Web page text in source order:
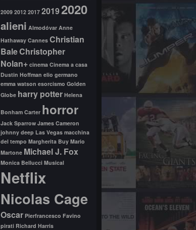
2009 2012 2017 20192020
alieni Almodóvar Anne
Hathaway Cannes Christian
BaleChristopher
Nolan+ cinema Cinema a casa
Dustin Hoffman elio germano
emma watson esorcismo Golden
Globe harry potter Helena
Bonham Carter horror
Jack Sparrow James Cameron
johnny deep Las Vegas macchina
del tempo Margherita Buy Mario
Martone Michael J. Fox
Monica Bellucci Musical
Netflix
Nicolas Cage
Oscar Pierfrancesco Favino
pirati Richard Harris